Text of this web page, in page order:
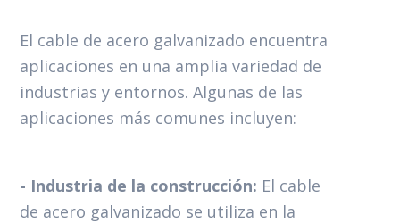
El cable de acero galvanizado encuentra
aplicaciones en una amplia variedad de
industrias y entornos. Algunas de las
aplicaciones más comunes incluyen:
- Industria de la construcción: El cable
de acero galvanizado se utiliza en la